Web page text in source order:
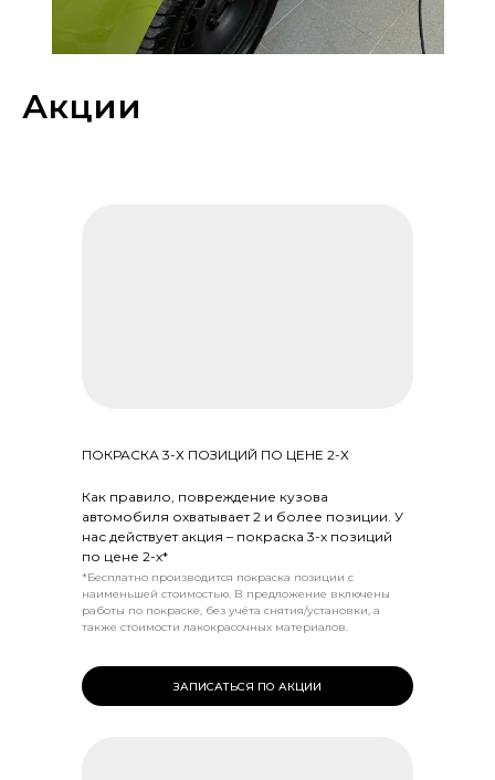
Акции
ПОКРАСКА 3-Х ПОЗИЦИЙ ПО ЦЕНЕ 2-Х
*Бесплатно производится покраска позиции с
наименьшей стоимостью. В предложение включены
работы по покраске, без учёта снятия/установки, а
также стоимости лакокрасочных материалов.
Как правило, повреждение кузова
автомобиля охватывает 2 и более позиции. У
нас действует акция – покраска 3-х позиций
по цене 2-х*
ЗАПИСАТЬСЯ ПО АКЦИИ